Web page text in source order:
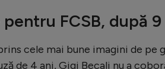
FCSB, după 9
cele mai bune imagini de pe
de 4 ani, Gigi Becali nu a